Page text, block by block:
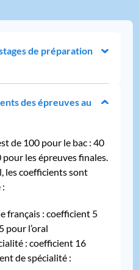
de préparation
des épreuves au
de 100 pour le bac : 40
les épreuves finales.
les coefficients sont
français : coefficient 5
pour l’oral
: coefficient 16
de spécialité :